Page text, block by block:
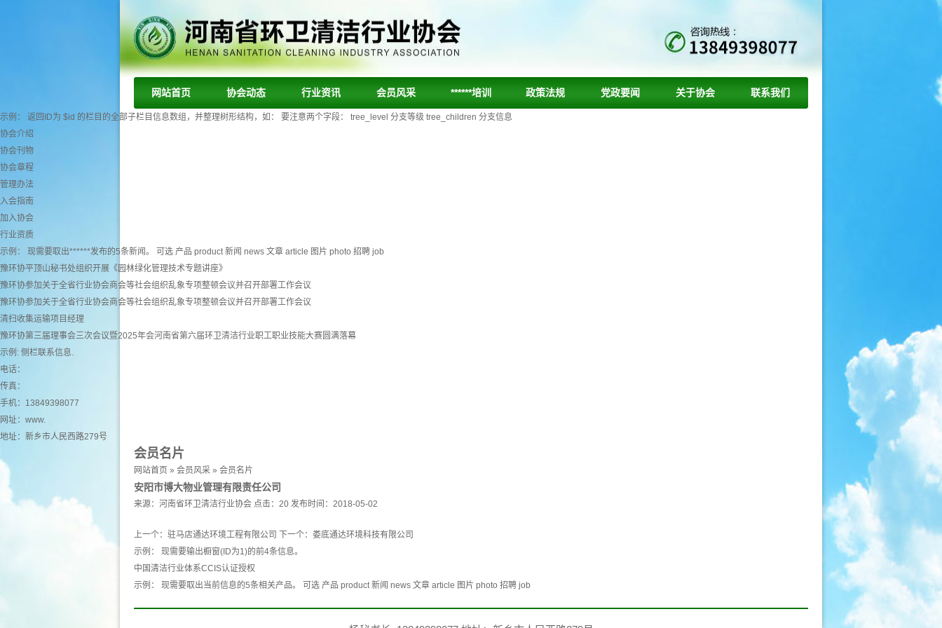
网站首页 协会动态 行业资讯 会员风采 ******培训 政策法规 党政要闻 关于协会 联系我们
示例： 返回ID为 $id 的栏目的全部子栏目信息数组，并整理树形结构，如： 要注意两个字段： tree_level 分支等级 tree_children 分支信息
协会介绍
协会刊物
协会章程
管理办法
入会指南
加入协会
行业资质
示例： 现需要取出******发布的5条新闻。 可选 产品 product 新闻 news 文章 article 图片 photo 招聘 job
豫环协平顶山秘书处组织开展《园林绿化管理技术专题讲座》
豫环协参加关于全省行业协会商会等社会组织乱象专项整顿会议并召开部署工作会议
豫环协参加关于全省行业协会商会等社会组织乱象专项整顿会议并召开部署工作会议
清扫收集运输项目经理
豫环协第三届理事会三次会议暨2025年会河南省第六届环卫清洁行业职工职业技能大赛圆满落幕
示例: 侧栏联系信息.
电话：
传真：
手机：13849398077
网址： www.
地址：新乡市人民西路279号
会员名片
网站首页 » 会员风采 » 会员名片
安阳市博大物业管理有限责任公司
来源： 河南省环卫清洁行业协会 点击：20 发布时间：2018-05-02
上一个： 驻马店通达环境工程有限公司 下一个： 娄底通达环境科技有限公司
示例： 现需要输出橱窗(ID为1)的前4条信息。
中国清洁行业体系CCIS认证授权
示例： 现需要取出当前信息的5条相关产品。 可选 产品 product 新闻 news 文章 article 图片 photo 招聘 job